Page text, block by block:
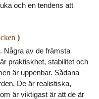
och en tendens att
)
Några av de främsta
praktiskhet, stabilitet och
är uppenbar. Sådana
De är realistiska,
är viktigast är att de är